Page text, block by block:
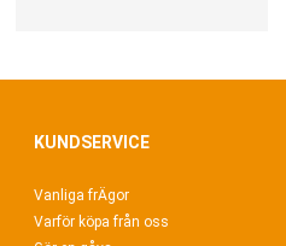
KUNDSERVICE
Vanliga frÄgor
Varför köpa från oss